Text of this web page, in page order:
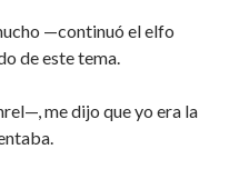
—continuó el elfo
de este tema.
me dijo que yo era la